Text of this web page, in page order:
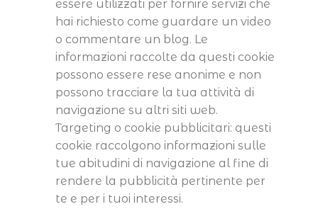
essere utilizzati per fornire servizi che
hai richiesto come guardare un video
o commentare un blog. Le
informazioni raccolte da questi cookie
possono essere rese anonime e non
possono tracciare la tua attività di
navigazione su altri siti web.
Targeting o cookie pubblicitari: questi
cookie raccolgono informazioni sulle
tue abitudini di navigazione al fine di
rendere la pubblicità pertinente per
te e per i tuoi interessi.